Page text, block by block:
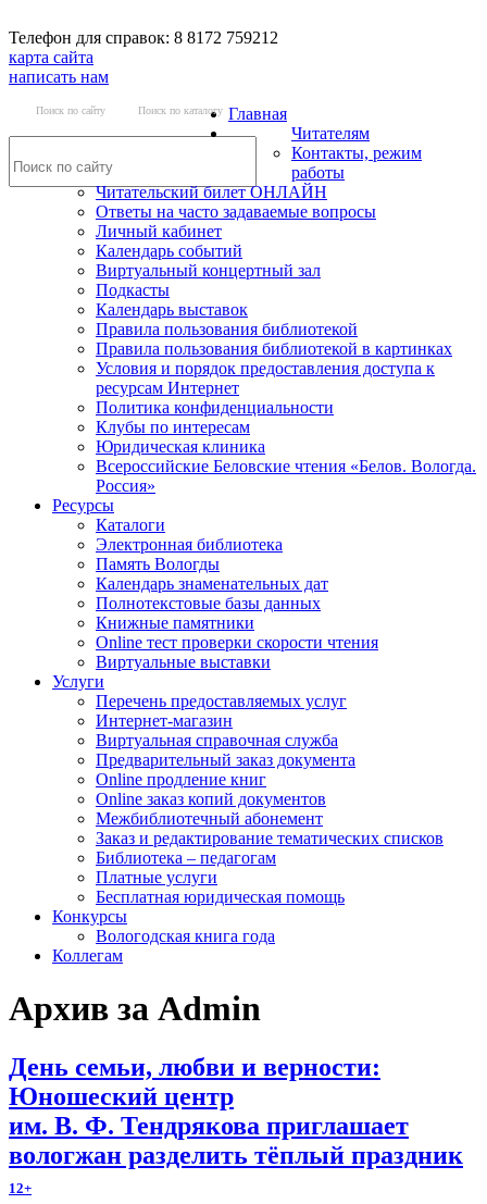
Телефон для справок: 8 8172 759212
карта сайта
написать нам
Поиск по сайту Поиск по каталогу Главная
Читателям
Контакты, режим
работы
Читательский билет ОНЛАЙН
Ответы на часто задаваемые вопросы
Личный кабинет
Календарь событий
Виртуальный концертный зал
Подкасты
Календарь выставок
Правила пользования библиотекой
Правила пользования библиотекой в картинках
Условия и порядок предоставления доступа к
ресурсам Интернет
Политика конфиденциальности
Клубы по интересам
Юридическая клиника
Всероссийские Беловские чтения «Белов. Вологда.
Россия»
Ресурсы
Каталоги
Электронная библиотека
Память Вологды
Календарь знаменательных дат
Полнотекстовые базы данных
Книжные памятники
Online тест проверки скорости чтения
Виртуальные выставки
Услуги
Перечень предоставляемых услуг
Интернет-магазин
Виртуальная справочная служба
Предварительный заказ документа
Online продление книг
Online заказ копий документов
Межбиблиотечный абонемент
Заказ и редактирование тематических списков
Библиотека – педагогам
Платные услуги
Бесплатная юридическая помощь
Конкурсы
Вологодская книга года
Коллегам
Архив за Admin
День семьи, любви и верности:
Юношеский центр
им. В. Ф. Тендрякова приглашает
вологжан разделить тёплый праздник
12+